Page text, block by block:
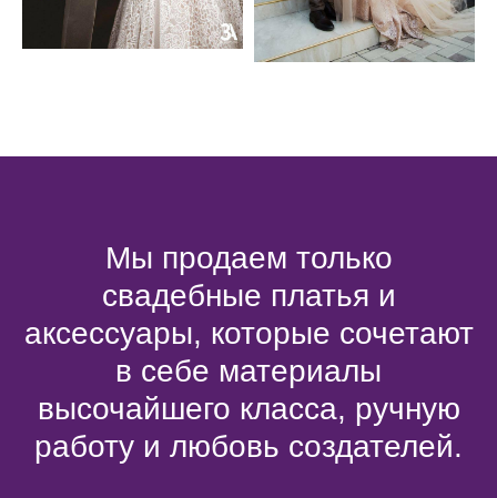
Мы продаем только
свадебные платья и
аксессуары, которые сочетают
в себе материалы
высочайшего класса, ручную
работу и любовь создателей.